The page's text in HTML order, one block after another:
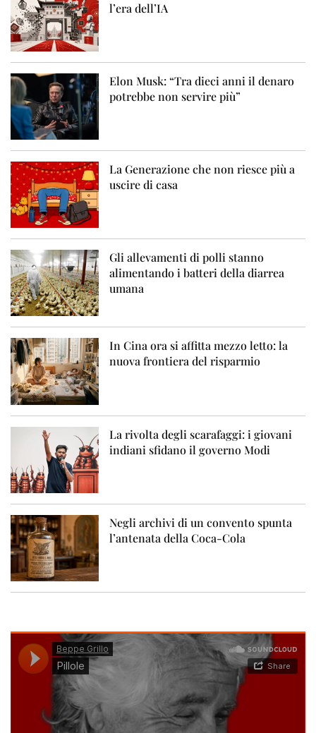
l’era dell’IA
Elon Musk: “Tra dieci anni il denaro
potrebbe non servire più”
La Generazione che non riesce più a
uscire di casa
Gli allevamenti di polli stanno
alimentando i batteri della diarrea
umana
In Cina ora si affitta mezzo letto: la
nuova frontiera del risparmio
La rivolta degli scarafaggi: i giovani
indiani sfidano il governo Modi
Negli archivi di un convento spunta
l’antenata della Coca-Cola